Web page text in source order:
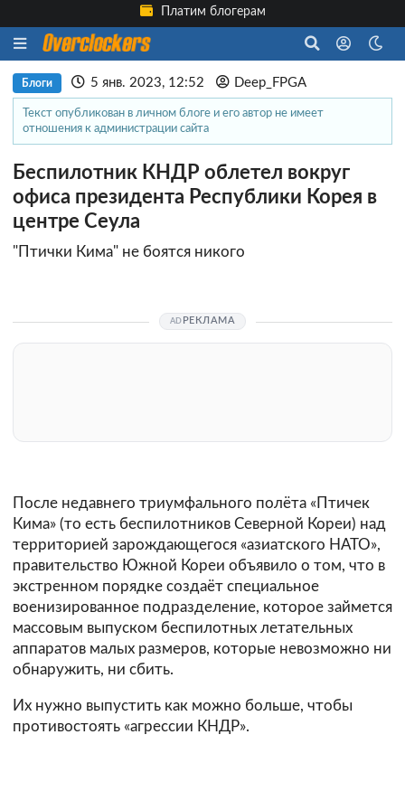
Платим блогерам
Блоги 5 янв. 2023, 12:52 Deep_FPGA
Текст опубликован в личном блоге и его автор не имеет
отношения к администрации сайта
Беспилотник КНДР облетел вокруг
офиса президента Республики Корея в
центре Сеула
"Птички Кима" не боятся никого
РЕКЛАМА
После недавнего триумфального полёта «Птичек
Кима» (то есть беспилотников Северной Кореи) над
территорией зарождающегося «азиатского НАТО»,
правительство Южной Кореи объявило о том, что в
экстренном порядке создаёт специальное
военизированное подразделение, которое займется
массовым выпуском беспилотных летательных
аппаратов малых размеров, которые невозможно ни
обнаружить, ни сбить.
Их нужно выпустить как можно больше, чтобы
противостоять «агрессии КНДР».